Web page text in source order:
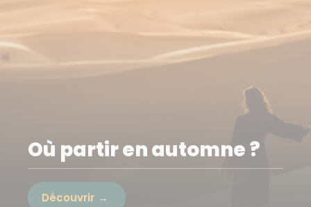
Où partir en automne ?
Découvrir